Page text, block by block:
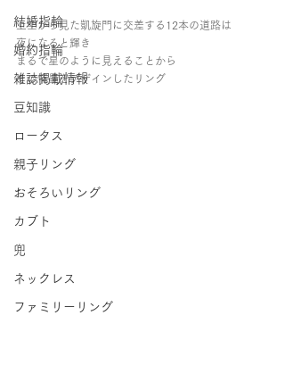
結婚指輪
婚約指輪
雑誌掲載情報
豆知識
ロータス
親子リング
おそろいリング
カブト
兜
ネックレス
ファミリーリング
上空から見た凱旋門に交差する12本の道路は
夜になると輝き
まるで星のように見えることから
その情景をデザインしたリング